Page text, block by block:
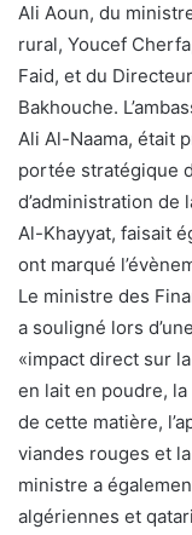
Ali Aoun, du
rural, Youcef
Faid, et du
Bakhouche.
Ali Al-Naama, était
portée stratégique
d’administration de
Al-Khayyat, faisait
ont marqué
Le ministre des
a souligné lors
«impact direct sur
en lait en poudre,
de cette matière,
viandes rouges et
ministre a
algériennes et